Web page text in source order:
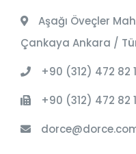
Aşağı Öveçler
Çankaya Ankara /
+90 (312) 472 82
+90 (312) 472 82